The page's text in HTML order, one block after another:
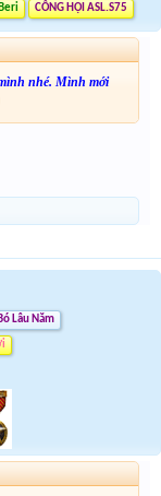
CÔNG HỘI ASL.S75
nhé. Mình mới
Lâu Năm